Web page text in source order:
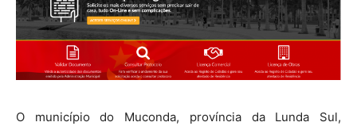
O município do Muconda, província da Lunda Sul,